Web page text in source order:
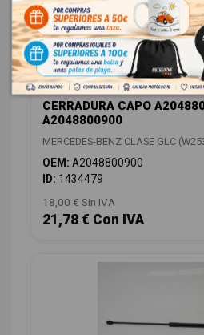
CERRADURA CAPO
A2048800900
MERCEDES-BENZ CLASE GLC
OEM: A2048800900
ID: 1434479
18,00 € Sin IVA
21,78 € Con IVA